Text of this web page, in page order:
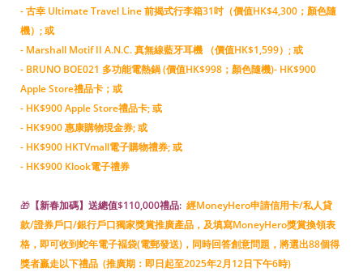
- 古幸 Ultimate Travel Line 前揭式行李箱31吋（價值HK$4,300；顏色隨
機）; 或
- Marshall Motif II A.N.C. 真無線藍牙耳機 （價值HK$1,599）; 或
- BRUNO BOE021 多功能電熱鍋 (價值HK$998；顏色隨機)- HK$900
Apple Store禮品卡；或
- HK$900 Apple Store禮品卡; 或
- HK$900 惠康購物現金券; 或
- HK$900 HKTVmall電子購物禮券; 或
- HK$900 Klook電子禮券
🎁 【新春加碼】送總值$110,000禮品: 經MoneyHero申請信用卡/私人貸
款/證券戶口/銀行戶口獨家獎賞推廣產品，及填寫MoneyHero獎賞換領表
格，即可收到蛇年電子褔袋(電郵發送)，同時回答創意問題，將選出88個得
獎者贏走以下禮品 (推廣期：即日起至2025年2月12日下午6時)